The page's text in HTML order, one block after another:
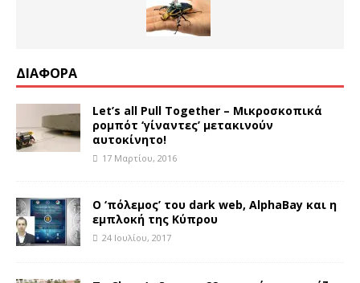
ΔΙΑΦΟΡΑ
Let’s all Pull Together – Μικροσκοπικά
ρομπότ ‘γίναντες’ μετακινούν
αυτοκίνητο!
17 Μαρτίου, 2016
Ο ‘πόλεμος’ του dark web, AlphaBay και η
εμπλοκή της Κύπρου
24 Ιουλίου, 2017